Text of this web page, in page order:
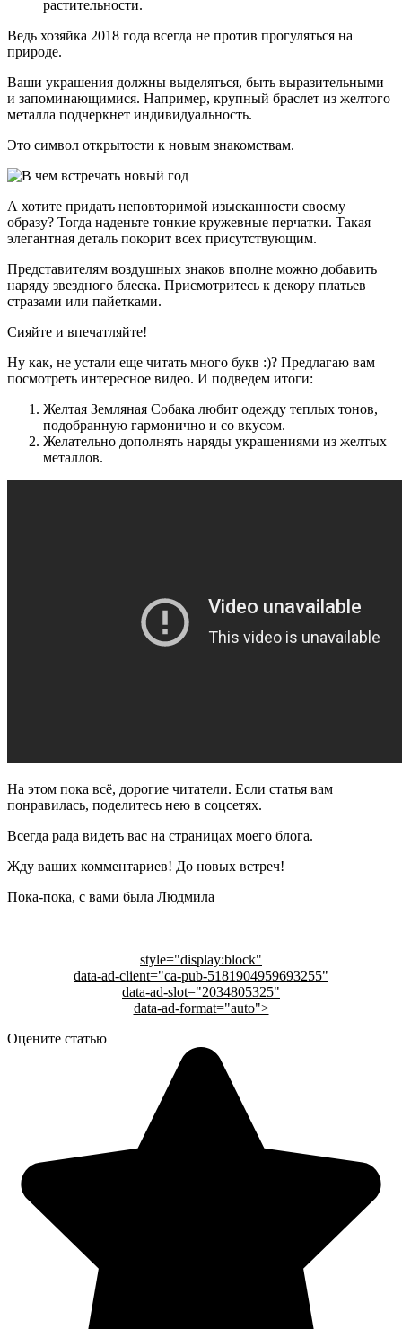
растительности.
Ведь хозяйка 2018 года всегда не против прогуляться на
природе.
Ваши украшения должны выделяться, быть выразительными
и запоминающимися. Например, крупный браслет из желтого
металла подчеркнет индивидуальность.
Это символ открытости к новым знакомствам.
А хотите придать неповторимой изысканности своему
образу? Тогда наденьте тонкие кружевные перчатки. Такая
элегантная деталь покорит всех присутствующим.
Представителям воздушных знаков вполне можно добавить
наряду звездного блеска. Присмотритесь к декору платьев
стразами или пайетками.
Сияйте и впечатляйте!
Ну как, не устали еще читать много букв :)? Предлагаю вам
посмотреть интересное видео. И подведем итоги:
Желтая Земляная Собака любит одежду теплых тонов,
подобранную гармонично и со вкусом.
Желательно дополнять наряды украшениями из желтых
металлов.
На этом пока всё, дорогие читатели. Если статья вам
понравилась, поделитесь нею в соцсетях.
Всегда рада видеть вас на страницах моего блога.
Жду ваших комментариев! До новых встреч!
Пока-пока, с вами была Людмила
style="display:block"
data-ad-client="ca-pub-5181904959693255"
data-ad-slot="2034805325"
data-ad-format="auto">
Оцените статью